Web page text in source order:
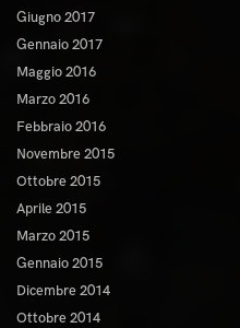
Giugno 2017
Gennaio 2017
Maggio 2016
Marzo 2016
Febbraio 2016
Novembre 2015
Ottobre 2015
Aprile 2015
Marzo 2015
Gennaio 2015
Dicembre 2014
Ottobre 2014